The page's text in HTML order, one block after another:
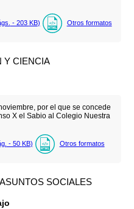
- 203 KB) Otros formatos
Y CIENCIA
por el que se concede
X el Sabio al Colegio Nuestra
- 50 KB) Otros formatos
SOCIALES